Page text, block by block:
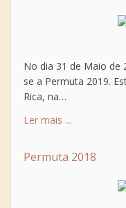
No dia 31 de Maio de
se a Permuta 2019.
Rica, na…
Ler mais ...
Permuta 2018